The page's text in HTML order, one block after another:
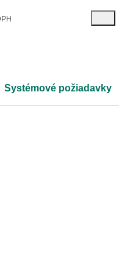
Systémové požiadavky